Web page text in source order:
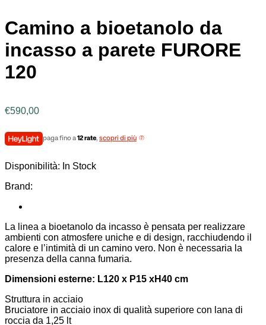
Camino a bioetanolo da
incasso a parete FURORE
120
€590,00
paga fino a12 rate, scopri di più
Disponibilità: In Stock
Brand:
La linea a bioetanolo da incasso è pensata per realizzare
ambienti con atmosfere uniche e di design, racchiudendo il
calore e l’intimità di un camino vero. Non è necessaria la
presenza della canna fumaria.
Dimensioni esterne: L120 x P15 xH40 cm
Struttura in acciaio
Bruciatore in acciaio inox di qualità superiore con lana di
roccia da 1,25 lt